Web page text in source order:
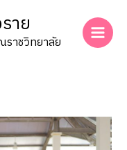
าย
าชวิทยาลัย